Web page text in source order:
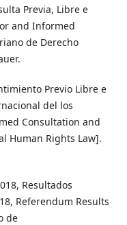
Previa, Libre e
and Informed
de Derecho
Previo Libre e
del los
Consultation and
Human Rights Law].
Resultados
Referendum Results
de